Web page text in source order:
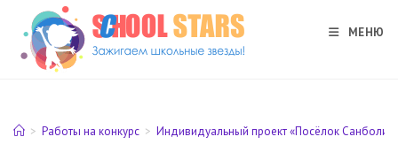
Перейти
содержимому
МЕНЮ
> Работы на конкурс > Индивидуальный проект «Посёлок Санболи: